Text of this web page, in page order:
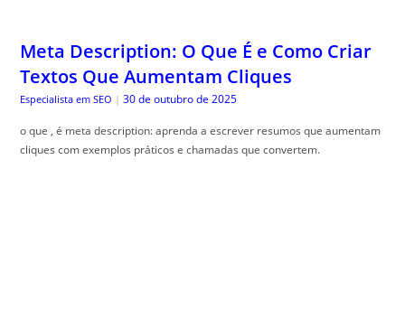
Meta Description: O Que É e Como Criar
Textos Que Aumentam Cliques
Especialista em SEO | 30 de outubro de 2025
o que , é meta description: aprenda a escrever resumos que aumentam
cliques com exemplos práticos e chamadas que convertem.